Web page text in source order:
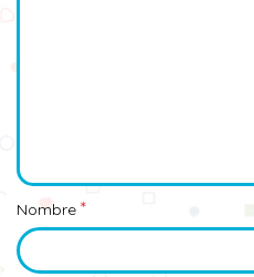
Nombre *